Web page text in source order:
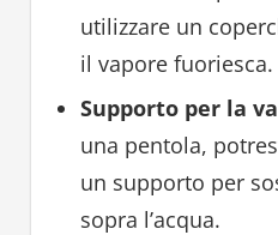
utilizzare un
il vapore fuoriesca.
Supporto per la
una pentola,
un supporto per
sopra l’acqua.